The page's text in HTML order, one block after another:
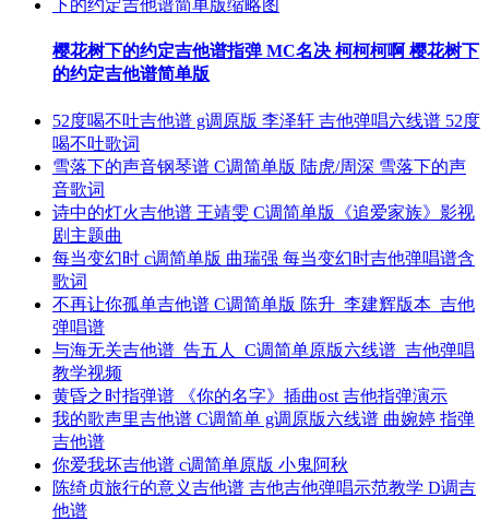
樱花树下的约定吉他谱指弹 MC名决 柯柯柯啊 樱花树下
的约定吉他谱简单版
52度喝不吐吉他谱 g调原版 李泽轩 吉他弹唱六线谱 52度
喝不吐歌词
雪落下的声音钢琴谱 C调简单版 陆虎/周深 雪落下的声
音歌词
诗中的灯火吉他谱 王靖雯 C调简单版《追爱家族》影视
剧主题曲
每当变幻时 c调简单版 曲瑞强 每当变幻时吉他弹唱谱含
歌词
不再让你孤单吉他谱 C调简单版 陈升_李建辉版本_吉他
弹唱谱
与海无关吉他谱_告五人_C调简单原版六线谱_吉他弹唱
教学视频
黄昏之时指弹谱 《你的名字》插曲ost 吉他指弹演示
我的歌声里吉他谱 C调简单 g调原版六线谱 曲婉婷 指弹
吉他谱
你爱我坏吉他谱 c调简单原版 小鬼阿秋
陈绮贞旅行的意义吉他谱 吉他吉他弹唱示范教学 D调吉
他谱